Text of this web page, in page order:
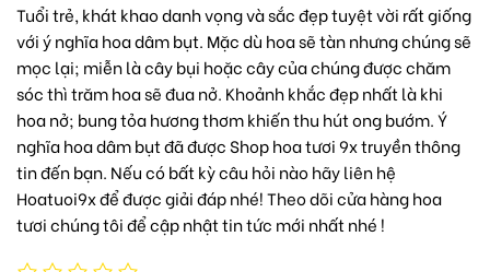
Tuổi trẻ, khát khao danh vọng và sắc đẹp tuyệt vời rất giống
với ý nghĩa hoa dâm bụt. Mặc dù hoa sẽ tàn nhưng chúng sẽ
mọc lại; miễn là cây bụi hoặc cây của chúng được chăm
sóc thì trăm hoa sẽ đua nở. Khoảnh khắc đẹp nhất là khi
hoa nở; bung tỏa hương thơm khiến thu hút ong bướm. Ý
nghĩa hoa dâm bụt đã được Shop hoa tươi 9x truyền thông
tin đến bạn. Nếu có bất kỳ câu hỏi nào hãy liên hệ
Hoatuoi9x để được giải đáp nhé! Theo dõicửa hàng hoa
tươichúng tôi để cập nhật tin tức mới nhất nhé !